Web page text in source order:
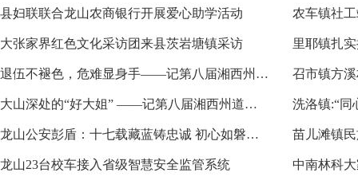
县妇联联合龙山农商银行开展爱心助学活动
大张家界红色文化采访团来县茨岩塘镇采访
退伍不褪色，危难显身手——记第八届湘西州道德模范张州
大山深处的“好大姐” ——记第八届湘西州道德模范向玉娥
龙山公安彭盾：十七载藏蓝铸忠诚 初心如磐护万家
龙山23台校车接入省级智慧安全监管系统
农车镇社
召市镇方
洗洛镇:“同
苗儿滩镇